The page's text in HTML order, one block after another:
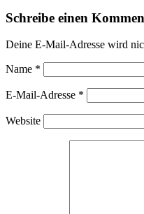
Schreibe einen
Deine E-Mail-Adresse wird
Name *
E-Mail-Adresse *
Website